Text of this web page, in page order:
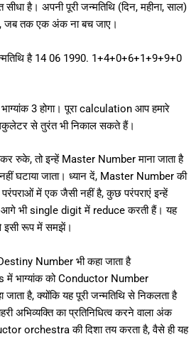
सीधा है। अपनी पूरी जन्मतिथि (दिन, महीना, साल)
जब तक एक अंक ना बच जाए।
है 14 06 1990. 1+4+0+6+1+9+9+0
भाग्यांक 3 होगा। पूरा calculation आप हमारे
से तुरंत भी निकाल सकते हैं।
रुके, तो इन्हें Master Number माना जाता है
घटाया जाता। ध्यान दें, Master Number की
में एक जैसी नहीं है, कुछ परंपराएं इन्हें
भी single digit में reduce करती हैं। यह
इसी रूप में समझें।
Number भी कहा जाता है
भाग्यांक को Conductor Number
जाता है, क्योंकि यह पूरी जन्मतिथि से निकलता है
अभिव्यक्ति का प्रतिनिधित्व करने वाला अंक
orchestra की दिशा तय करता है, वैसे ही यह